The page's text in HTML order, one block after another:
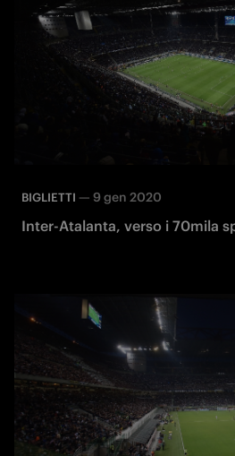
BIGLIETTI — 9 gen 2020
Inter-Atalanta, verso i 70mila